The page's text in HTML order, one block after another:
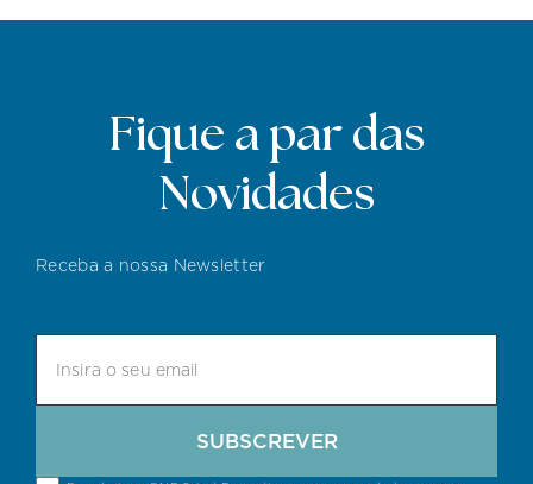
Fique a par das
Novidades
Receba a nossa Newsletter
SUBSCREVER